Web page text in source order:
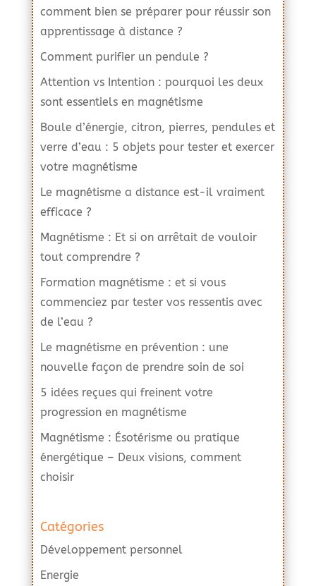
comment bien se préparer pour réussir son
apprentissage à distance ?
Comment purifier un pendule ?
Attention vs Intention : pourquoi les deux
sont essentiels en magnétisme
Boule d’énergie, citron, pierres, pendules et
verre d’eau : 5 objets pour tester et exercer
votre magnétisme
Le magnétisme a distance est-il vraiment
efficace ?
Magnétisme : Et si on arrêtait de vouloir
tout comprendre ?
Formation magnétisme : et si vous
commenciez par tester vos ressentis avec
de l’eau ?
Le magnétisme en prévention : une
nouvelle façon de prendre soin de soi
5 idées reçues qui freinent votre
progression en magnétisme
Magnétisme : Ésotérisme ou pratique
énergétique – Deux visions, comment
choisir
Catégories
Développement personnel
Energie